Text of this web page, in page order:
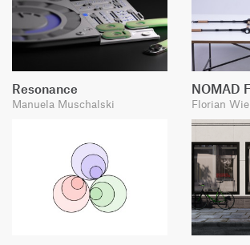
Resonance
Manuela Muschalski
NOMAD
Florian